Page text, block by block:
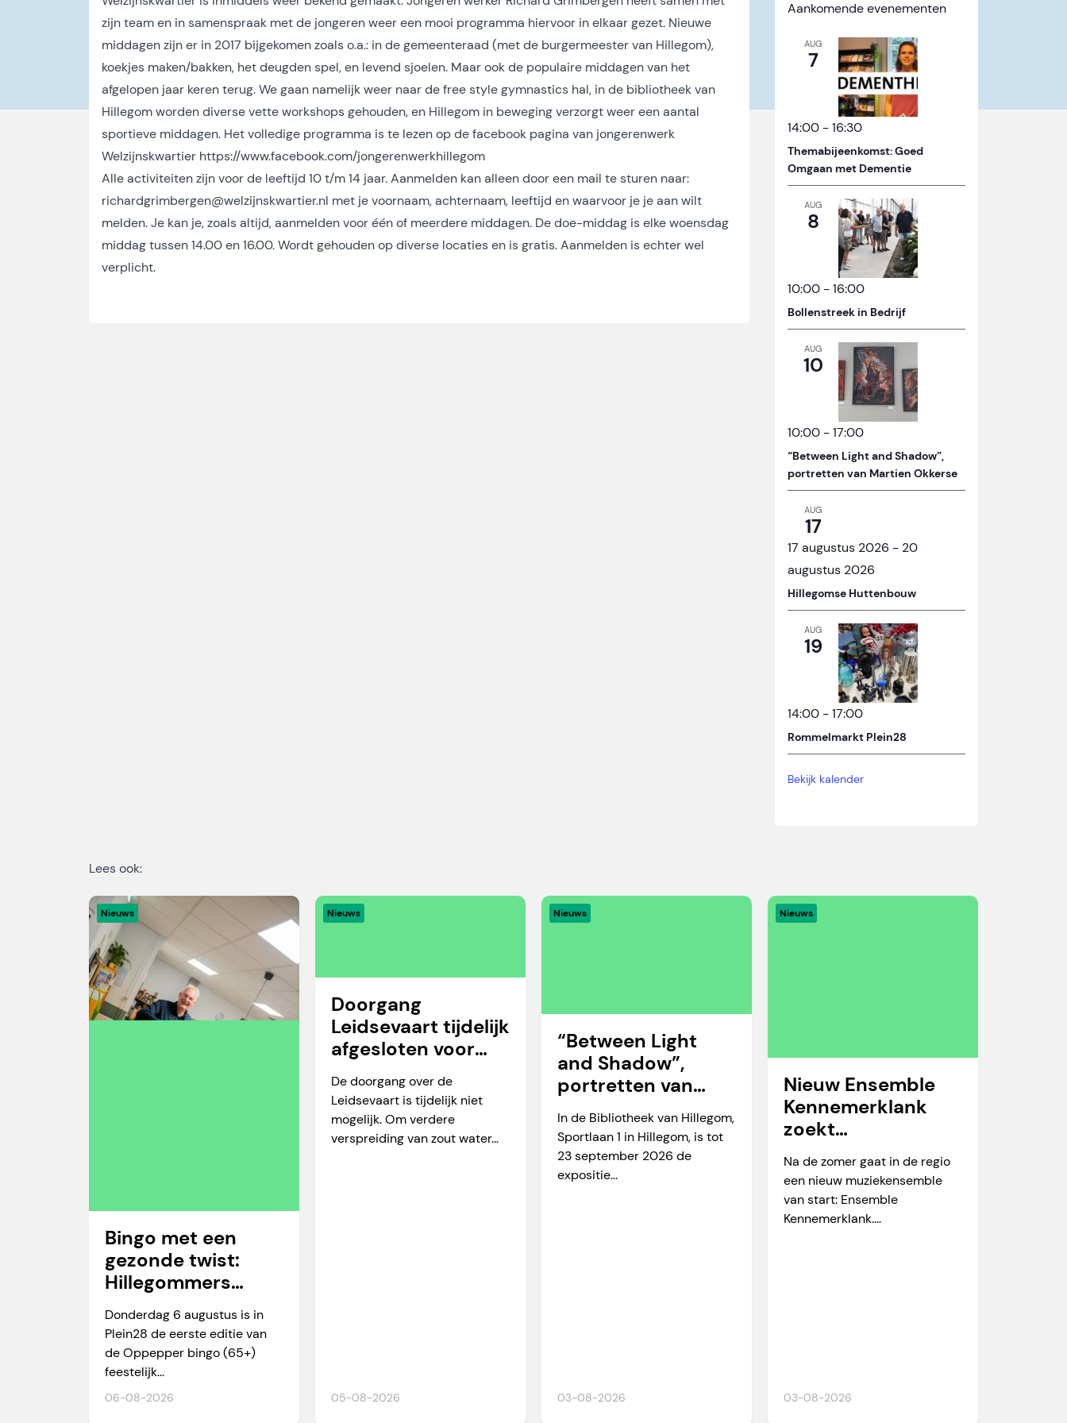
zijn team en in samenspraak met de jongeren weer een mooi programma hiervoor in elkaar gezet. Nieuwe
middagen zijn er in 2017 bijgekomen zoals o.a.: in de gemeenteraad (met de burgermeester van Hillegom),
koekjes maken/bakken, het deugden spel, en levend sjoelen. Maar ook de populaire middagen van het
afgelopen jaar keren terug. We gaan namelijk weer naar de free style gymnastics hal, in de bibliotheek van
Hillegom worden diverse vette workshops gehouden, en Hillegom in beweging verzorgt weer een aantal
sportieve middagen. Het volledige programma is te lezen op de facebook pagina van jongerenwerk
Welzijnskwartier https://www.facebook.com/jongerenwerkhillegom
Alle activiteiten zijn voor de leeftijd 10 t/m 14 jaar. Aanmelden kan alleen door een mail te sturen naar:
richardgrimbergen@welzijnskwartier.nl met je voornaam, achternaam, leeftijd en waarvoor je je aan wilt
melden. Je kan je, zoals altijd, aanmelden voor één of meerdere middagen. De doe-middag is elke woensdag
middag tussen 14.00 en 16.00. Wordt gehouden op diverse locaties en is gratis. Aanmelden is echter wel
verplicht.
Aankomende evenementen
AUG
7
14:00 -16:30
Themabijeenkomst: Goed
Omgaan met Dementie
AUG
8
10:00 -16:00
Bollenstreek in Bedrijf
AUG
10
10:00 -17:00
“Between Light and Shadow”,
portretten van Martien Okkerse
AUG
17
17 augustus 2026 - 20
augustus 2026
Hillegomse Huttenbouw
AUG
19
14:00 -17:00
Rommelmarkt Plein28
Bekijk kalender
Lees ook:
Nieuws
06-08-2026
Bingo met een
gezonde twist:
Hillegommers
winnen meer dan
alleen een prijs
Donderdag 6 augustus is in
Plein28 de eerste editie van
de Oppepper bingo (65+)
feestelijk...
Nieuws
05-08-2026
Doorgang
Leidsevaart tijdelijk
afgesloten voor
vaarverkeer
De doorgang over de
Leidsevaart is tijdelijk niet
mogelijk. Om verdere
verspreiding van zout water...
Nieuws
03-08-2026
“Between Light
and Shadow”,
portretten van
Martien Okkerse
In de Bibliotheek van Hillegom,
Sportlaan 1 in Hillegom, is tot
23 september 2026 de
expositie...
Nieuws
03-08-2026
Nieuw Ensemble
Kennemerklank
zoekt
amateurmuzikante
n
Na de zomer gaat in de regio
een nieuw muziekensemble
van start: Ensemble
Kennemerklank....